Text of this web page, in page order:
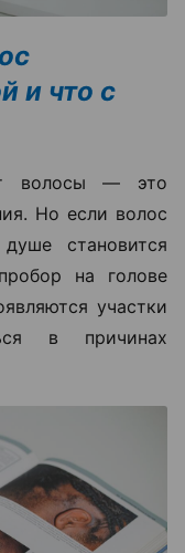
и что с
волосы — это
Но если волос
становится
на голове
участки
в причинах